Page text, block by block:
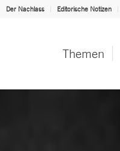
Der Nachlass Editorische Notizen
Themen